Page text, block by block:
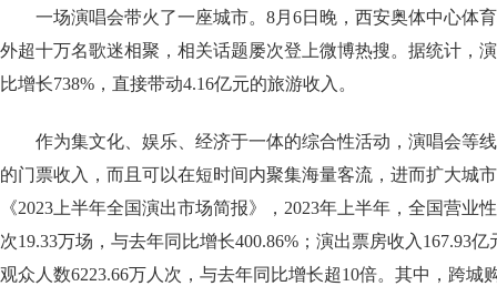
一场演唱会带火了一座城市。8月6日晚，西安奥体中心体
外超十万名歌迷相聚，相关话题屡次登上微博热搜。据统计，
比增长738%，直接带动4.16亿元的旅游收入。
作为集文化、娱乐、经济于一体的综合性活动，演唱会等
的门票收入，而且可以在短时间内聚集海量客流，进而扩大城
《2023上半年全国演出市场简报》，2023年上半年，全国营业
次19.33万场，与去年同比增长400.86%；演出票房收入167.93
观众人数6223.66万人次，与去年同比增长超10倍。其中，跨城